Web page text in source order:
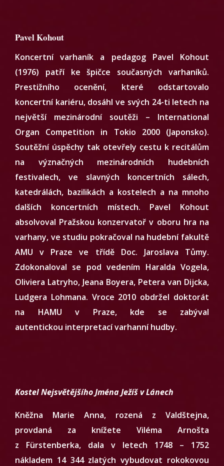
Pavel Kohout
Koncertní varhaník a pedagog Pavel Kohout
(1976) patří ke špičce současných varhaníků.
Prestižního ocenění, které odstartovalo
koncertní kariéru, dosáhl ve svých 24-ti letech na
největší mezinárodní soutěži – International
Organ Competition in Tokio 2000 (Japonsko).
Soutěžní úspěchy tak otevřely cestu k recitálům
na význačných mezinárodních hudebních
festivalech, ve slavných koncertních sálech,
katedrálách, bazilikách a kostelech a na mnoho
dalších koncertních místech. Pavel Kohout
absolvoval Pražskou konzervatoř v oboru hra na
varhany, ve studiu pokračoval na hudební fakultě
AMU v Praze ve třídě Doc. Jaroslava Tůmy.
Zdokonaloval se pod vedením Haralda Vogela,
Oliviera Latryho, Jeana Boyera, Petera van Dijcka,
Ludgera Lohmana. Vroce 2010 obdržel doktorát
na HAMU v Praze, kde se zabýval
autentickou interpretací varhanní hudby.
Kostel Nejsvětějšího Jména Ježíš v Lánech
Kněžna Marie Anna, rozená z Valdštejna,
provdaná za knížete Viléma Arnošta
z Fürstenberka, dala v letech 1748 – 1752
nákladem 14 344 zlatých vybudovat rokokovou